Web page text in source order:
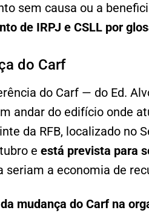
sem causa ou a
de IRPJ e CSLL por
do Carf
do Carf — do Ed.
andar do edifício onde
da RFB, localizado no
e está prevista para
seriam a economia de
mudança do Carf na